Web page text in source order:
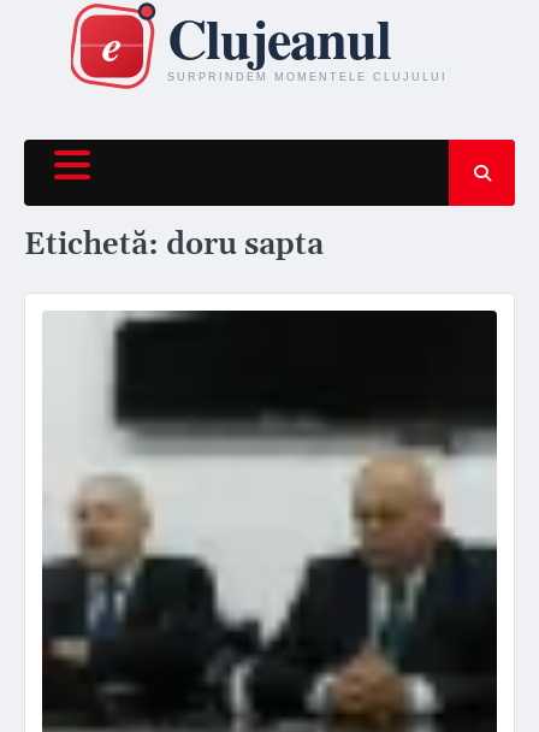
content
Etichetă: doru sapta